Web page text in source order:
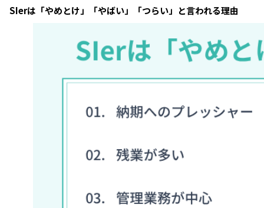
SIerは「やめとけ」「やばい」「つらい」と言われる理由